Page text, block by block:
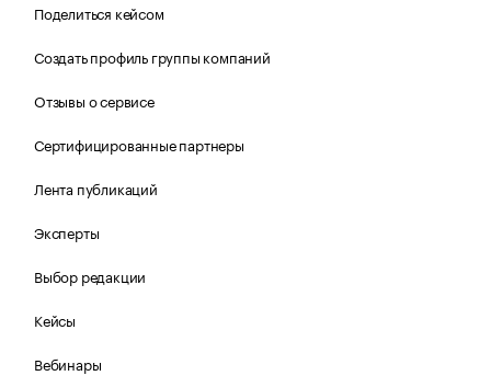
Поделиться кейсом
Создать профиль группы компаний
Отзывы о сервисе
Сертифицированные партнеры
Лента публикаций
Эксперты
Выбор редакции
Кейсы
Вебинары